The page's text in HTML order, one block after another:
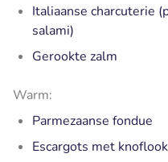
Italiaanse charcuterie
salami)
Gerookte zalm
Warm:
Parmezaanse fondue
Escargots met